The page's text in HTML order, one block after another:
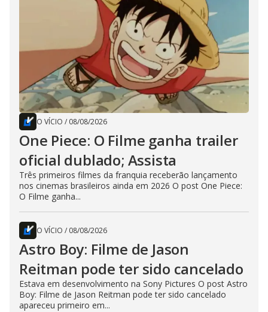
O VÍCIO / 08/08/2026
One Piece: O Filme ganha trailer
oficial dublado; Assista
Três primeiros filmes da franquia receberão lançamento
nos cinemas brasileiros ainda em 2026 O post One Piece:
O Filme ganha...
O VÍCIO / 08/08/2026
Astro Boy: Filme de Jason
Reitman pode ter sido cancelado
Estava em desenvolvimento na Sony Pictures O post Astro
Boy: Filme de Jason Reitman pode ter sido cancelado
apareceu primeiro em...